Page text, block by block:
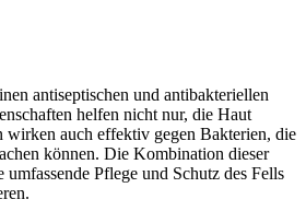
antiseptischen und antibakteriellen
helfen nicht nur, die Haut
wirken auch effektiv gegen Bakterien, die
können. Die Kombination dieser
Pflege und Schutz des Fells